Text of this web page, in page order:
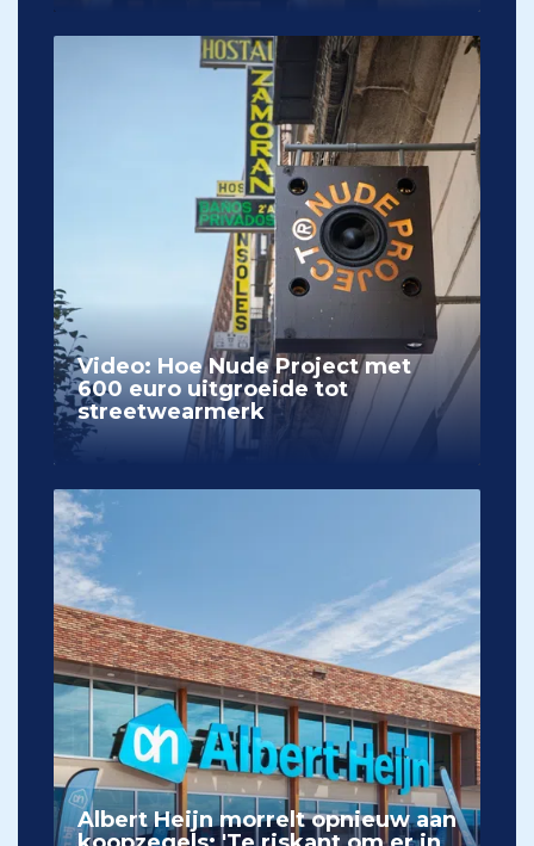
Video: Hoe Nude Project met
600 euro uitgroeide tot
streetwearmerk
Albert Heijn morrelt opnieuw aan